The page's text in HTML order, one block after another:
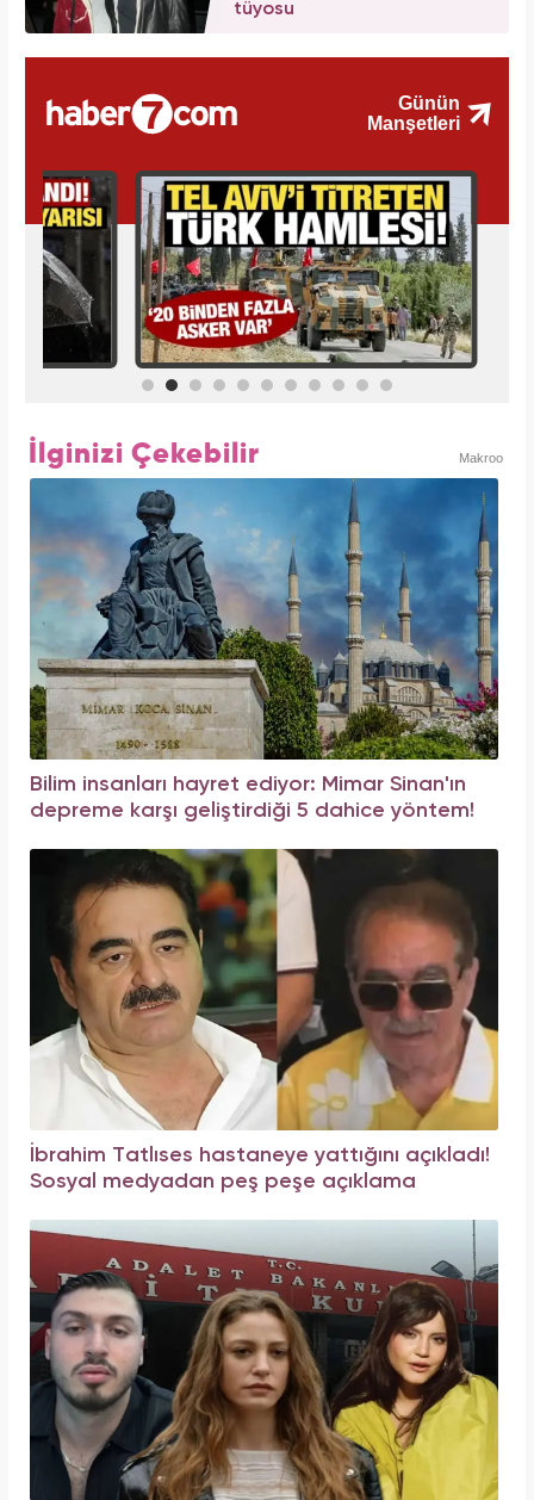
tüyosu
İlginizi Çekebilir Makroo
Bilim insanları hayret ediyor: Mimar Sinan'ın
depreme karşı geliştirdiği 5 dahice yöntem!
İbrahim Tatlıses hastaneye yattığını açıkladı!
Sosyal medyadan peş peşe açıklama